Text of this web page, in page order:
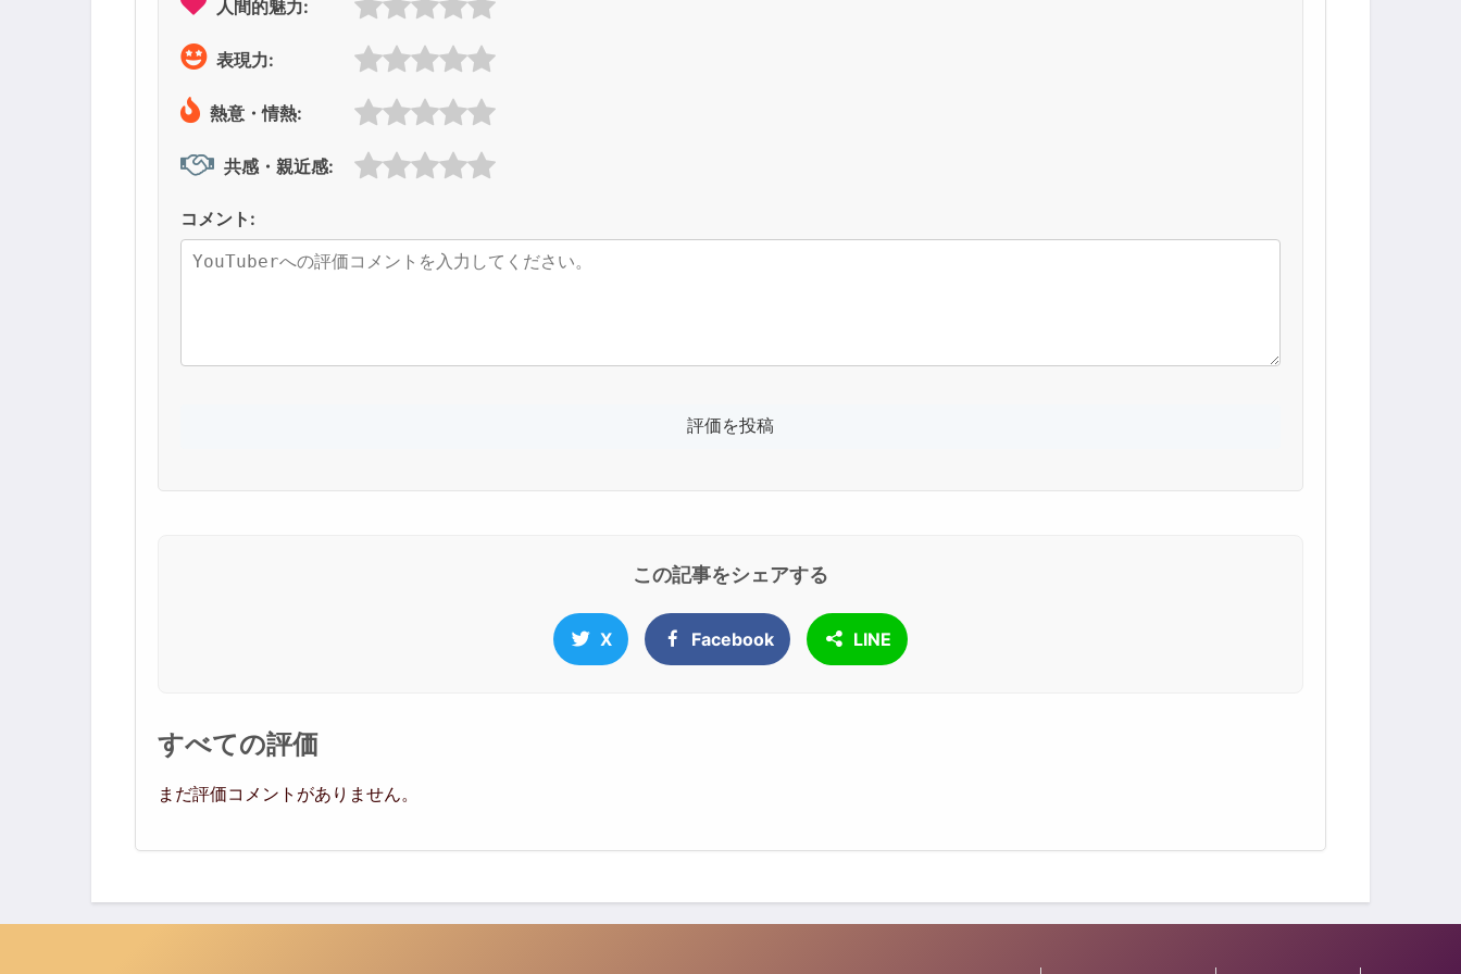
人間的魅力:
表現力:
熱意・情熱:
共感・親近感:
コメント:
この記事をシェアする
X Facebook LINE
すべての評価
まだ評価コメントがありません。